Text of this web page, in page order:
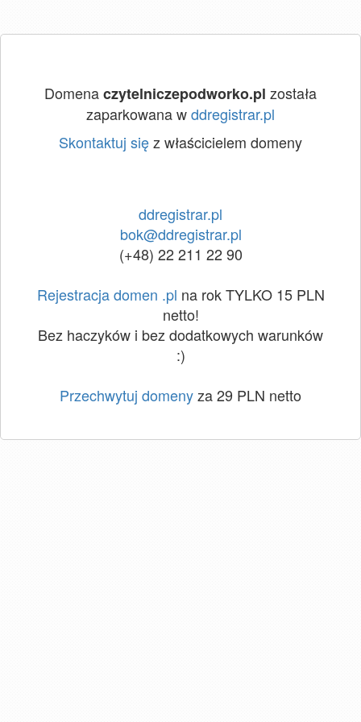
Domenaczytelniczepodworko.pl została
zaparkowana wddregistrar.pl
Skontaktuj sięz właścicielem domeny
ddregistrar.pl
bok@ddregistrar.pl
(+48) 22 211 22 90
Rejestracja domen .pl na rok TYLKO 15 PLN
netto!
Bez haczyków i bez dodatkowych warunków
:)
Przechwytuj domenyza 29 PLN netto